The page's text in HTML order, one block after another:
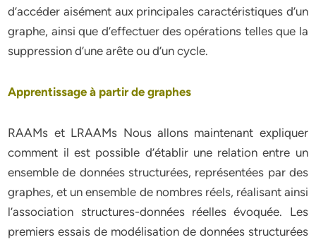
d’accéder aisément aux principales caractéristiques d’un
graphe, ainsi que d’effectuer des opérations telles que la
suppression d’une arête ou d’un cycle.
Apprentissage à partir de graphes
RAAMs et LRAAMs Nous allons maintenant expliquer
comment il est possible d’établir une relation entre un
ensemble de données structurées, représentées par des
graphes, et un ensemble de nombres réels, réalisant ainsi
l’association structures-données réelles évoquée. Les
premiers essais de modélisation de données structurées